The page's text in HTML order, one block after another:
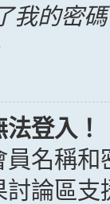
我的密碼
登入！
名稱
論區